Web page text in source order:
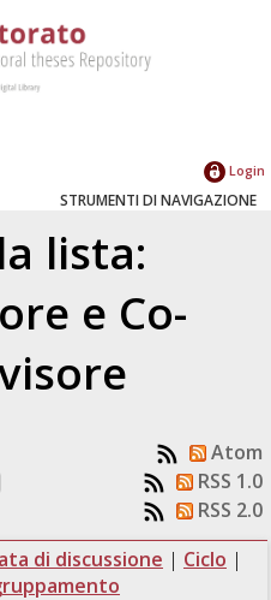
Login
STRUMENTI DI NAVIGAZIONE
lista:
e Co-
Atom
RSS 1.0
RSS 2.0
di discussione | Ciclo |